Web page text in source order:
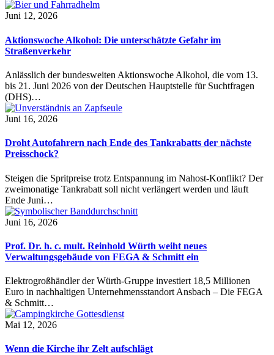
Juni 12, 2026
Aktionswoche Alkohol: Die unterschätzte Gefahr im
Straßenverkehr
Anlässlich der bundesweiten Aktionswoche Alkohol, die vom 13.
bis 21. Juni 2026 von der Deutschen Hauptstelle für Suchtfragen
(DHS)…
Juni 16, 2026
Droht Autofahrern nach Ende des Tankrabatts der nächste
Preisschock?
Steigen die Spritpreise trotz Entspannung im Nahost-Konflikt? Der
zweimonatige Tankrabatt soll nicht verlängert werden und läuft
Ende Juni…
Juni 16, 2026
Prof. Dr. h. c. mult. Reinhold Würth weiht neues
Verwaltungsgebäude von FEGA & Schmitt ein
Elektrogroßhändler der Würth-Gruppe investiert 18,5 Millionen
Euro in nachhaltigen Unternehmensstandort Ansbach – Die FEGA
& Schmitt…
Mai 12, 2026
Wenn die Kirche ihr Zelt aufschlägt